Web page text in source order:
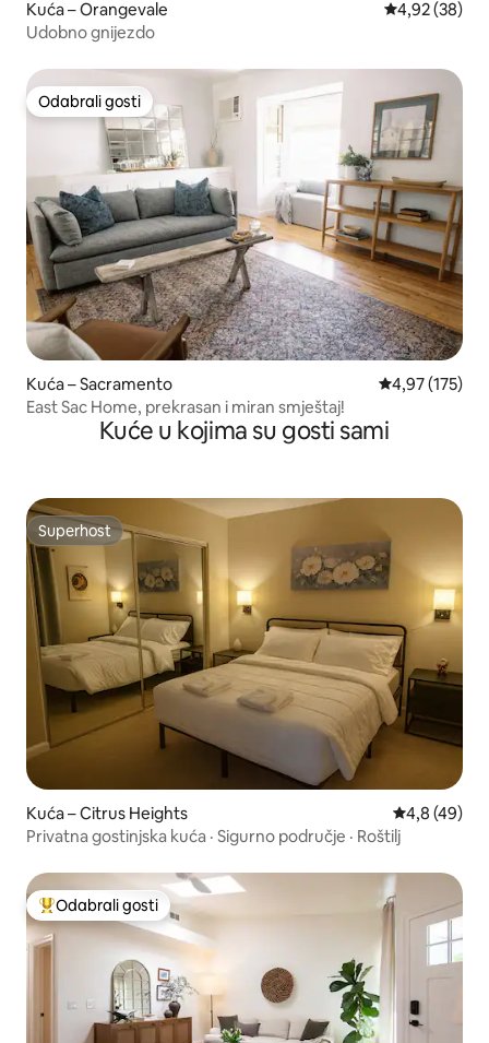
Kuća – Orangevale Prosječna
4,92 (38)
Udobno gnijezdo
Odabrali gosti
Odabrali gosti
Kuća – Sacramento Prosječna
4,97 (175)
East Sac Home, prekrasan i miran smještaj!
Kuće u kojima su gosti sami
Superhost
Superhost
Kuća – Citrus Heights Prosječna
4,8 (49)
Privatna gostinjska kuća · Sigurno područje · Roštilj
Među najviše rangiranima s oznakom „Odabrali gosti”
Odabrali gosti